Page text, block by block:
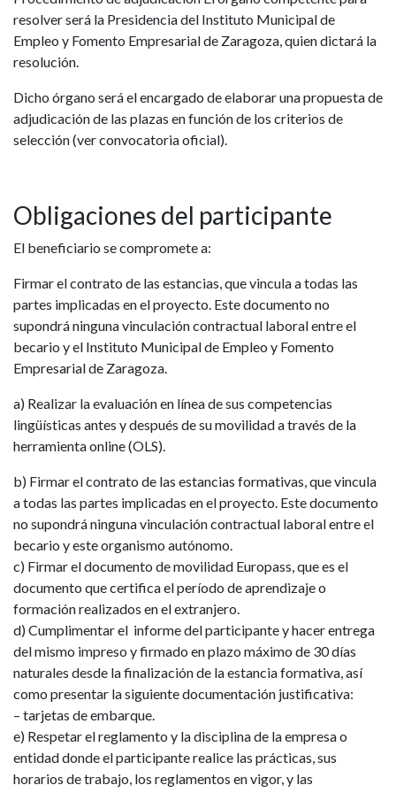
resolver será la Presidencia del Instituto Municipal de
Empleo y Fomento Empresarial de Zaragoza, quien dictará la
resolución.
Dicho órgano será el encargado de elaborar una propuesta de
adjudicación de las plazas en función de los criterios de
selección (ver convocatoria oficial).
Obligaciones del participante
El beneficiario se compromete a:
Firmar el contrato de las estancias, que vincula a todas las
partes implicadas en el proyecto. Este documento no
supondrá ninguna vinculación contractual laboral entre el
becario y el Instituto Municipal de Empleo y Fomento
Empresarial de Zaragoza.
a) Realizar la evaluación en línea de sus competencias
lingüísticas antes y después de su movilidad a través de la
herramienta online (OLS).
b) Firmar el contrato de las estancias formativas, que vincula
a todas las partes implicadas en el proyecto. Este documento
no supondrá ninguna vinculación contractual laboral entre el
becario y este organismo autónomo.
c) Firmar el documento de movilidad Europass, que es el
documento que certifica el período de aprendizaje o
formación realizados en el extranjero.
d) Cumplimentar el informe del participante y hacer entrega
del mismo impreso y firmado en plazo máximo de 30 días
naturales desde la finalización de la estancia formativa, así
como presentar la siguiente documentación justificativa:
– tarjetas de embarque.
e) Respetar el reglamento y la disciplina de la empresa o
entidad donde el participante realice las prácticas, sus
horarios de trabajo, los reglamentos en vigor, y las